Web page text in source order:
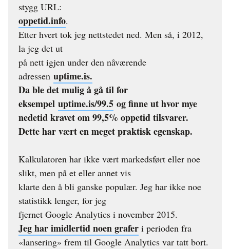
stygg URL:
oppetid.info.
Etter hvert tok jeg nettstedet ned. Men så, i 2012,
la jeg det ut
på nett igjen under den nåværende
adressen uptime.is.
Da ble det mulig å gå til for
eksempel uptime.is/99.5 og finne ut hvor mye
nedetid kravet om 99,5% oppetid tilsvarer.
Dette har vært en meget praktisk egenskap.
Kalkulatoren har ikke vært markedsført eller noe
slikt, men på et eller annet vis
klarte den å bli ganske populær. Jeg har ikke noe
statistikk lenger, for jeg
fjernet Google Analytics i november 2015.
Jeg har imidlertid noen grafer i perioden fra
«lansering» frem til Google Analytics var tatt bort.